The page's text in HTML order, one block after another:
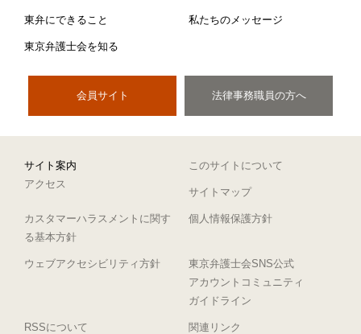
東弁にできること 私たちのメッセージ
東京弁護士会を知る
会員サイト 法律事務職員の方へ
サイト案内
このサイトについて
アクセス
サイトマップ
カスタマーハラスメントに関す
る基本方針
個人情報保護方針
ウェブアクセシビリティ方針
東京弁護士会SNS公式
アカウントコミュニティ
ガイドライン
RSSについて 関連リンク